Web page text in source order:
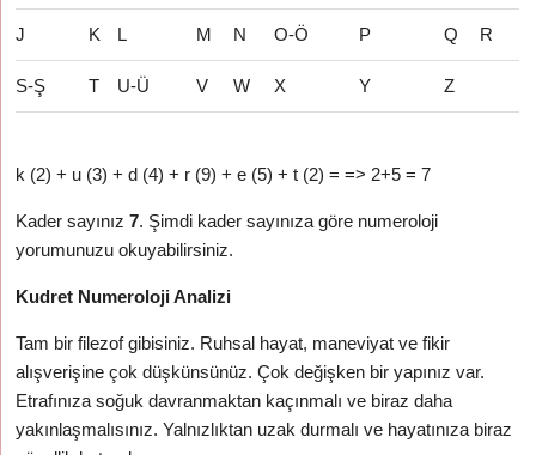
J K L M N O-Ö P Q R
S-Ş T U-Ü V W X Y Z
k (2) + u (3) + d (4) + r (9) + e (5) + t (2) = => 2+5 = 7
Kader sayınız7. Şimdi kader sayınıza göre numeroloji
yorumunuzu okuyabilirsiniz.
Kudret Numeroloji Analizi
Tam bir filezof gibisiniz. Ruhsal hayat, maneviyat ve fikir
alışverişine çok düşkünsünüz. Çok değişken bir yapınız var.
Etrafınıza soğuk davranmaktan kaçınmalı ve biraz daha
yakınlaşmalısınız. Yalnızlıktan uzak durmalı ve hayatınıza biraz